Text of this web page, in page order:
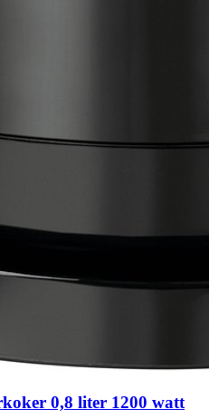
0,8 liter 1200 watt